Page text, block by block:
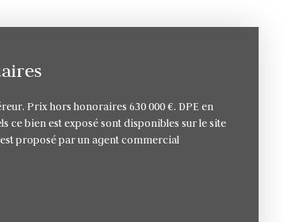
Prix hors honoraires 630 000 €. DPE en
ce bien est exposé sont disponibles sur le site
proposé par un agent commercial